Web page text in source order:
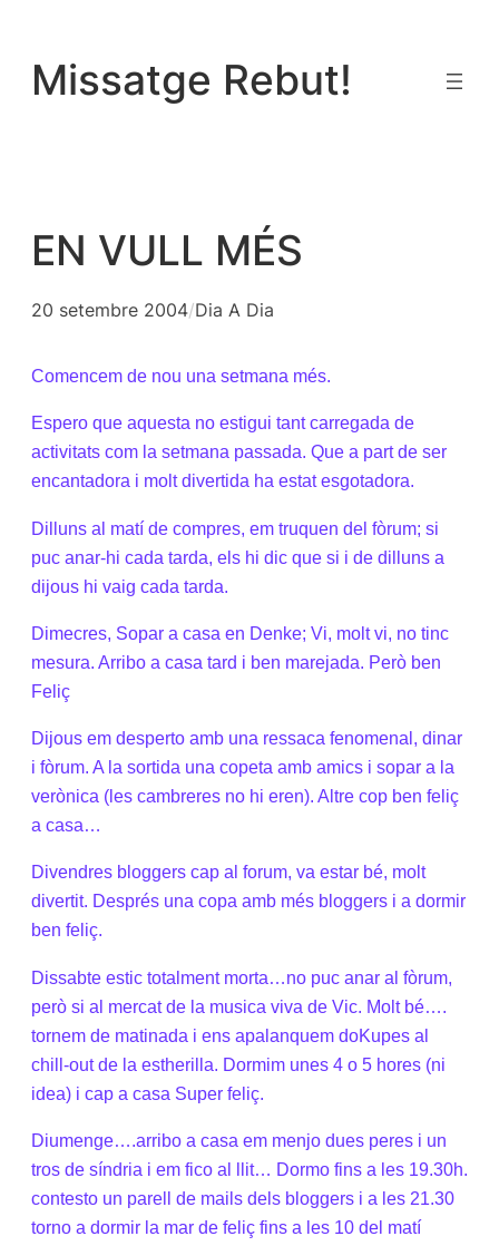
contingut
Missatge Rebut!
EN VULL MÉS
20 setembre 2004/Dia A Dia
Comencem de nou una setmana més.
Espero que aquesta no estigui tant carregada de
activitats com la setmana passada. Que a part de ser
encantadora i molt divertida ha estat esgotadora.
Dilluns al matí de compres, em truquen del fòrum; si
puc anar-hi cada tarda, els hi dic que si i de dilluns a
dijous hi vaig cada tarda.
Dimecres, Sopar a casa en Denke; Vi, molt vi, no tinc
mesura. Arribo a casa tard i ben marejada. Però ben
Feliç
Dijous em desperto amb una ressaca fenomenal, dinar
i fòrum. A la sortida una copeta amb amics i sopar a la
verònica (les cambreres no hi eren). Altre cop ben feliç
a casa…
Divendres bloggers cap al forum, va estar bé, molt
divertit. Després una copa amb més bloggers i a dormir
ben feliç.
Dissabte estic totalment morta…no puc anar al fòrum,
però si al mercat de la musica viva de Vic. Molt bé….
tornem de matinada i ens apalanquem doKupes al
chill-out de la estherilla. Dormim unes 4 o 5 hores (ni
idea) i cap a casa Super feliç.
Diumenge….arribo a casa em menjo dues peres i un
tros de síndria i em fico al llit… Dormo fins a les 19.30h.
contesto un parell de mails dels bloggers i a les 21.30
torno a dormir la mar de feliç fins a les 10 del matí